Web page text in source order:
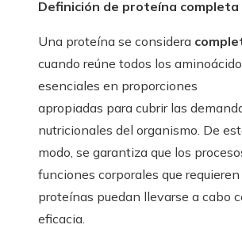
Definición de proteína completa
Una proteína se considera
cuando reúne todos los
esenciales en proporciones
apropiadas para cubrir las
nutricionales del organismo. De
modo, se garantiza que los
funciones corporales que requieren
proteínas puedan llevarse a cabo
eficacia.